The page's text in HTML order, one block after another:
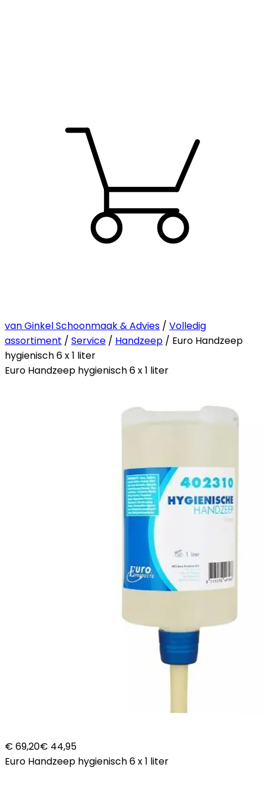
van Ginkel Schoonmaak & Advies / Volledig
assortiment / Service / Handzeep / Euro Handzeep
hygienisch 6 x 1 liter
Euro Handzeep hygienisch 6 x 1 liter
€ 69,20€ 44,95
Euro Handzeep hygienisch 6 x 1 liter